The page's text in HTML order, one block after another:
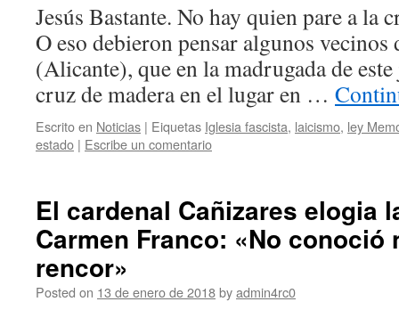
Jesús Bastante. No hay quien pare a la
O eso debieron pensar algunos vecinos
(Alicante), que en la madrugada de
cruz de madera en el lugar en …
Escrito en Noticias | Eiquetas Iglesia fascista, laicismo, ley
estado | Escribe un comentario
El cardenal Cañizares elogia
Carmen Franco: «No conoció
rencor»
Posted on 13 de enero de 2018byadmin4rc0